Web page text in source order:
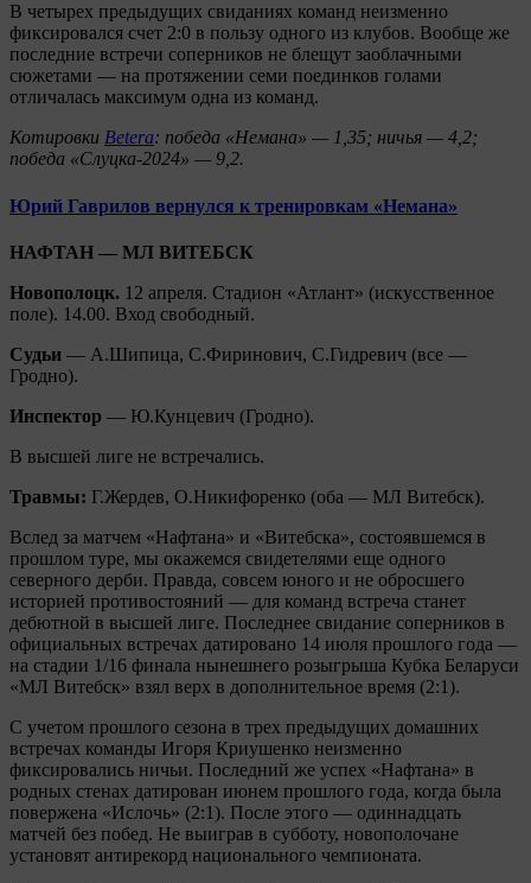
В четырех предыдущих свиданиях команд неизменно
фиксировался счет 2:0 в пользу одного из клубов. Вообще же
последние встречи соперников не блещут заоблачными
сюжетами — на протяжении семи поединков голами
отличалась максимум одна из команд.
Котировки Betera: победа «Немана» — 1,35; ничья — 4,2;
победа «Слуцка-2024» — 9,2.
Юрий Гаврилов вернулся к тренировкам «Немана»
НАФТАН — МЛ ВИТЕБСК
Новополоцк. 12 апреля. Стадион «Атлант» (искусственное
поле). 14.00. Вход свободный.
Судьи — А.Шипица, С.Фиринович, С.Гидревич (все —
Гродно).
Инспектор — Ю.Кунцевич (Гродно).
В высшей лиге не встречались.
Травмы: Г.Жердев, О.Никифоренко (оба — МЛ Витебск).
Вслед за матчем «Нафтана» и «Витебска», состоявшемся в
прошлом туре, мы окажемся свидетелями еще одного
северного дерби. Правда, совсем юного и не обросшего
историей противостояний — для команд встреча станет
дебютной в высшей лиге. Последнее свидание соперников в
официальных встречах датировано 14 июля прошлого года —
на стадии 1/16 финала нынешнего розыгрыша Кубка Беларуси
«МЛ Витебск» взял верх в дополнительное время (2:1).
С учетом прошлого сезона в трех предыдущих домашних
встречах команды Игоря Криушенко неизменно
фиксировались ничьи. Последний же успех «Нафтана» в
родных стенах датирован июнем прошлого года, когда была
повержена «Ислочь» (2:1). После этого — одиннадцать
матчей без побед. Не выиграв в субботу, новополочане
установят антирекорд национального чемпионата.